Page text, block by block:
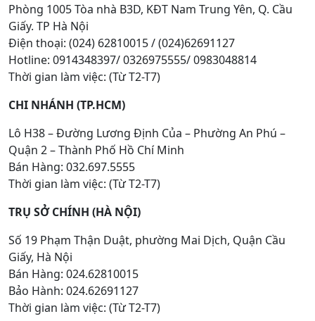
Phòng 1005 Tòa nhà B3D, KĐT Nam Trung Yên, Q. Cầu
Giấy. TP Hà Nội
Điện thoại: (024) 62810015 / (024)62691127
Hotline: 0914348397/ 0326975555/ 0983048814
Thời gian làm việc: (Từ T2-T7)
CHI NHÁNH (TP.HCM)
Lô H38 – Đường Lương Định Của – Phường An Phú –
Quận 2 – Thành Phố Hồ Chí Minh
Bán Hàng: 032.697.5555
Thời gian làm việc: (Từ T2-T7)
TRỤ SỞ CHÍNH (HÀ NỘI)
Số 19 Phạm Thận Duật, phường Mai Dịch, Quận Cầu
Giấy, Hà Nội
Bán Hàng: 024.62810015
Bảo Hành: 024.62691127
Thời gian làm việc: (Từ T2-T7)